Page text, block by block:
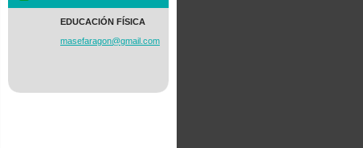
EDUCACIÓN FÍSICA
masefaragon@gmail.com